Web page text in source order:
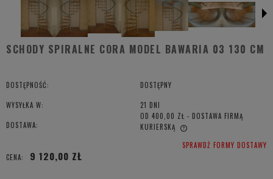
SCHODY SPIRALNE CORA MODEL BAWARIA 03 130 CM
DOSTĘPNOŚĆ: DOSTĘPNY
WYSYŁKA W: 21 DNI
DOSTAWA:
OD 400,00 ZŁ - DOSTAWA FIRMĄ
KURIERSKĄ
CENA NIE ZAWIERA EWENTUALNYCH KOSZTÓW PŁATNOŚCISPRAWDŹ FORMY DOSTAWY
CENA:
9 120,00 ZŁ